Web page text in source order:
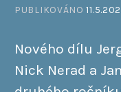
PUBLIKOVÁNO
Nového dílu
Nick Nerad a